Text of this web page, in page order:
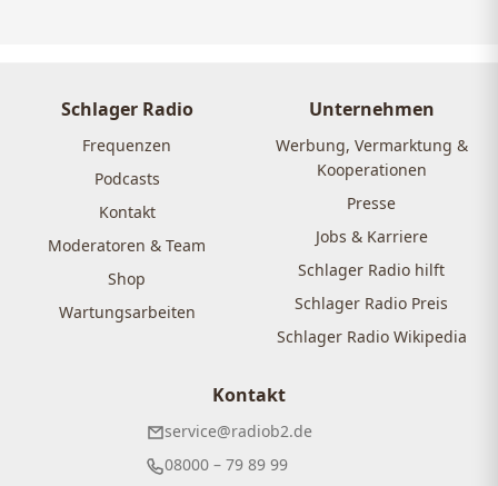
Schlager Radio
Frequenzen
Podcasts
Kontakt
Moderatoren & Team
Shop
Wartungsarbeiten
Unternehmen
Werbung, Vermarktung &
Kooperationen
Presse
Jobs & Karriere
Schlager Radio hilft
Schlager Radio Preis
Schlager Radio Wikipedia
Kontakt
service@radiob2.de
08000 – 79 89 99